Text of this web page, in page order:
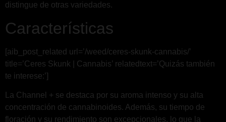
distingue de otras variedades.
Características
[aib_post_related url=’/weed/ceres-skunk-cannabis/’
title=’Ceres Skunk | Cannabis’ relatedtext=’Quizás también
te interese:’]
La Channel + se destaca por su aroma intenso y su alta
concentración de cannabinoides. Además, su tiempo de
floración y su rendimiento son excepcionales, lo que la